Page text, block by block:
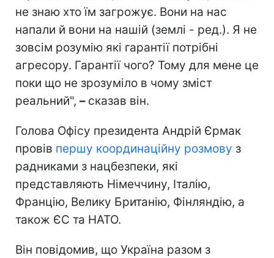
не знаю хто їм загрожує. Вони на нас
напали й вони на нашій (землі - ред.). Я не
зовсім розумію які гарантії потрібні
агресору. Гарантії чого? Тому для мене це
поки що не зрозуміло в чому зміст
реальний", – сказав він.
Голова Офісу президента Андрій Єрмак
провів першу координаційну розмову з
радниками з нацбезпеки, які
представляють Німеччину, Італію,
Францію, Велику Британію, Фінляндію, а
також ЄС та НАТО.
Він повідомив, що Україна разом з